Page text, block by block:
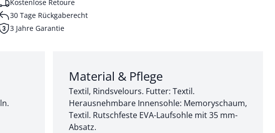
Kostenlose Retoure
30 Tage Rückgaberecht
3 Jahre Garantie
Abschnitt 3 von 3:
Material & Pflege
Textil, Rindsvelours. Futter: Textil.
Herausnehmbare Innensohle: Memoryschaum,
Textil. Rutschfeste EVA-Laufsohle mit 35 mm-
Absatz.